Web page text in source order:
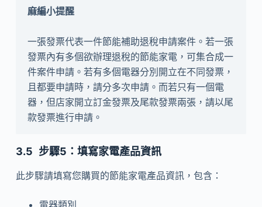
麻編小提醒
一張發票代表一件節能補助退稅申請案件。若一張
發票內有多個欲辦理退稅的節能家電，可集合成一
件案件申請。若有多個電器分別開立在不同發票，
且都要申請時，請分多次申請。而若只有一個電
器，但店家開立訂金發票及尾款發票兩張，請以尾
款發票進行申請。
步驟5：填寫家電產品資訊
此步驟請填寫您購買的節能家電產品資訊，包含：